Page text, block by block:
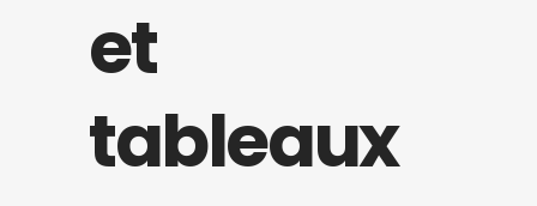
et
tableaux